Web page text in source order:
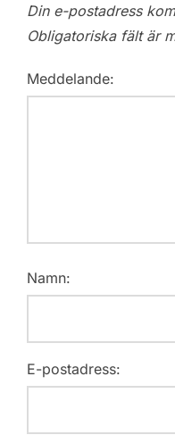
Din e-postadress
Obligatoriska fält är
Meddelande:
Namn:
E-postadress: